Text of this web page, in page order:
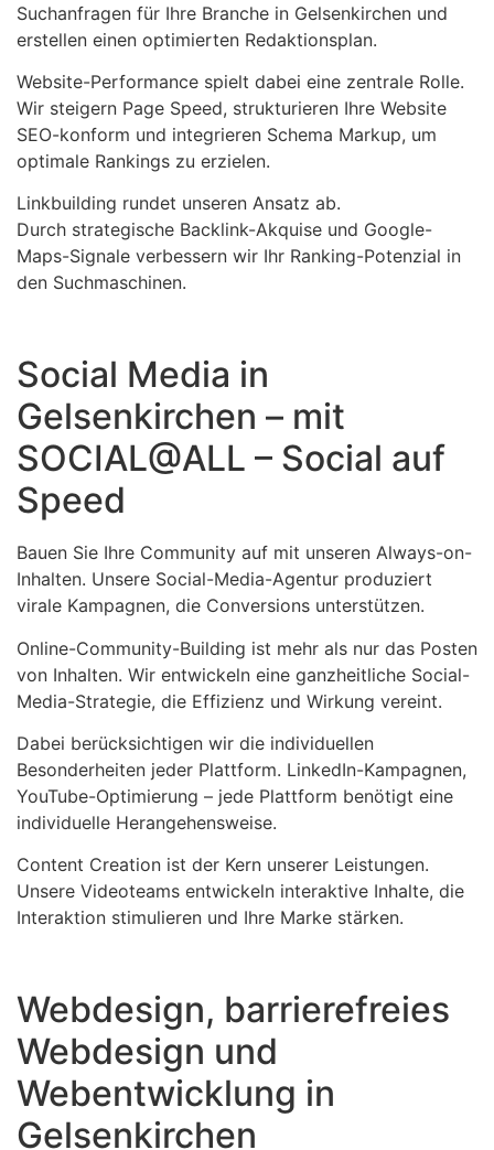
Suchanfragen für Ihre Branche in Gelsenkirchen und
erstellen einen optimierten Redaktionsplan.
Website-Performance spielt dabei eine zentrale Rolle.
Wir steigern Page Speed, strukturieren Ihre Website
SEO-konform und integrieren Schema Markup, um
optimale Rankings zu erzielen.
Linkbuilding rundet unseren Ansatz ab.
Durch strategische Backlink-Akquise und Google-
Maps-Signale verbessern wir Ihr Ranking-Potenzial in
den Suchmaschinen.
Social Media in
Gelsenkirchen – mit
SOCIAL@ALL – Social auf
Speed
Bauen Sie Ihre Community auf mit unseren Always-on-
Inhalten. Unsere Social-Media-Agentur produziert
virale Kampagnen, die Conversions unterstützen.
Online-Community-Building ist mehr als nur das Posten
von Inhalten. Wir entwickeln eine ganzheitliche Social-
Media-Strategie, die Effizienz und Wirkung vereint.
Dabei berücksichtigen wir die individuellen
Besonderheiten jeder Plattform. LinkedIn-Kampagnen,
YouTube-Optimierung – jede Plattform benötigt eine
individuelle Herangehensweise.
Content Creation ist der Kern unserer Leistungen.
Unsere Videoteams entwickeln interaktive Inhalte, die
Interaktion stimulieren und Ihre Marke stärken.
Webdesign, barrierefreies
Webdesign und
Webentwicklung in
Gelsenkirchen